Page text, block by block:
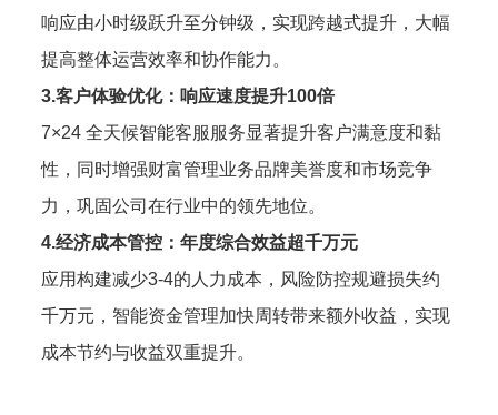
响应由小时级跃升至分钟级，实现跨越式提升，大幅
提高整体运营效率和协作能力。
3.客户体验优化：响应速度提升100倍
7×24 全天候智能客服服务显著提升客户满意度和黏
性，同时增强财富管理业务品牌美誉度和市场竞争
力，巩固公司在行业中的领先地位。
4.经济成本管控：年度综合效益超千万元
应用构建减少3-4的人力成本，风险防控规避损失约
千万元，智能资金管理加快周转带来额外收益，实现
成本节约与收益双重提升。